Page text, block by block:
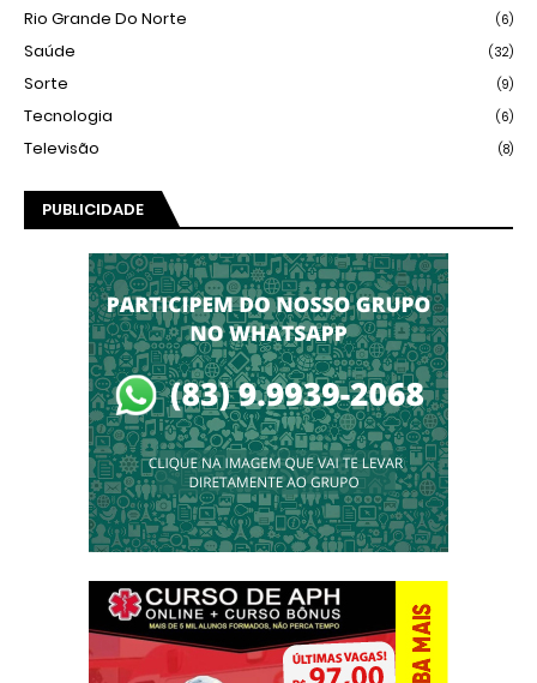
Rio Grande Do Norte (6)
Saúde (32)
Sorte (9)
Tecnologia (6)
Televisão (8)
PUBLICIDADE